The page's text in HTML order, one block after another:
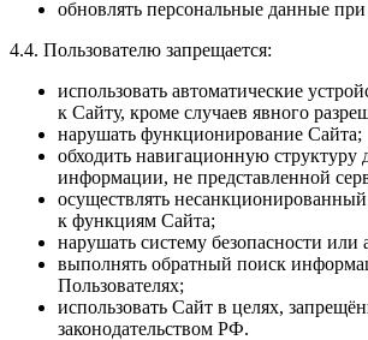
обновлять персональные данные
4.4. Пользователю запрещается:
использовать автоматические
к Сайту, кроме случаев явного
нарушать функционирование Сайта;
обходить навигационную структуру
информации, не представленной
осуществлять
к функциям Сайта;
нарушать систему безопасности или
выполнять обратный поиск
Пользователях;
использовать Сайт в целях,
законодательством РФ.